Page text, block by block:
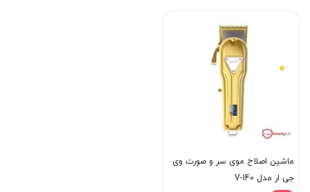
تا 2 ساعت از ماشین اصلاح استفاده کنید. موتور این ماشین اصلاح نیز
5 واتی است که به همین خاطر توانایی خوبی در اصلاح موی صورت شما
از خود نشان می‌دهد.
ماشین اصلاح موی سر و صورت وی
جی ار مدل V-140